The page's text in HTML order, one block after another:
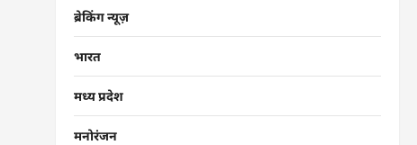
ब्रेकिंग न्यूज़
भारत
मध्य प्रदेश
मनोरंजन